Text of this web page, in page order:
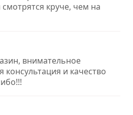
круче, чем на
внимательное
и качество